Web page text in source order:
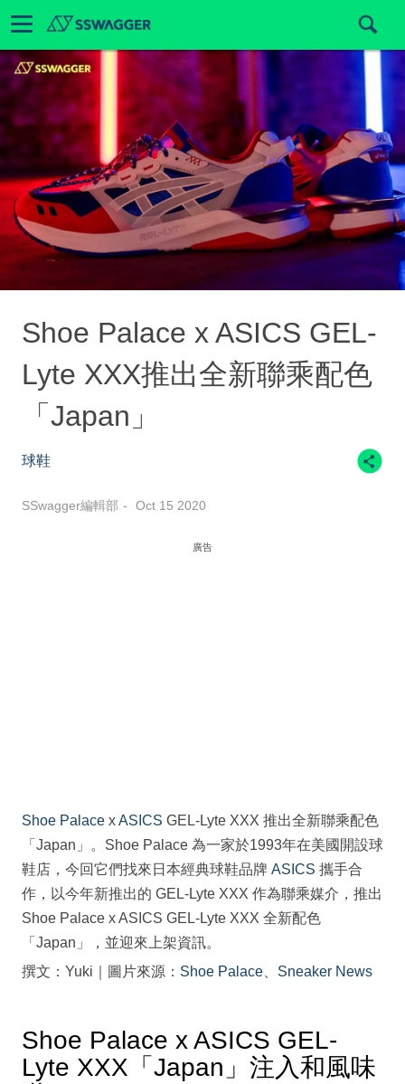
Shoe Palace x ASICS GEL-
Lyte XXX推出全新聯乘配色
「Japan」
球鞋
SSwagger編輯部 Oct 15 2020
廣告
Shoe Palace xASICS GEL-Lyte XXX 推出全新聯乘配色
「Japan」。Shoe Palace 為一家於1993年在美國開設球
鞋店，今回它們找來日本經典球鞋品牌 ASICS 攜手合
作，以今年新推出的 GEL-Lyte XXX 作為聯乘媒介，推出
Shoe Palace x ASICS GEL-Lyte XXX 全新配色
「Japan」，並迎來上架資訊。
撰文：Yuki｜圖片來源： Shoe Palace Sneaker News
Shoe Palace x ASICS GEL-
Lyte XXX「Japan」注入和風味